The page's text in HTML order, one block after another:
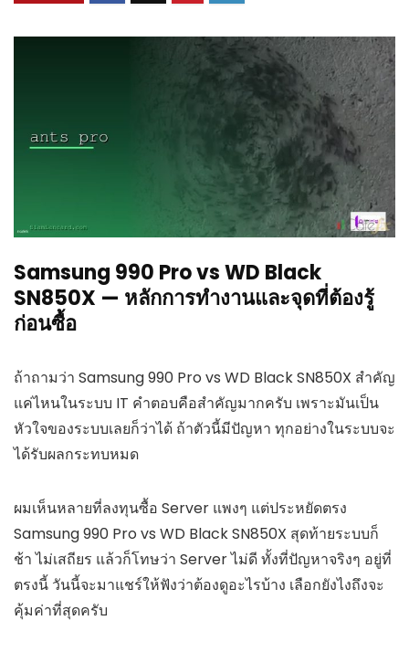
Samsung 990 Pro vs WD Black
SN850X — หลักการทำงานและจุดที่ต้องรู้
ก่อนซื้อ
ถ้าถามว่า Samsung 990 Pro vs WD Black SN850X สำคัญ
แค่ไหนในระบบ IT คำตอบคือสำคัญมากครับ เพราะมันเป็น
หัวใจของระบบเลยก็ว่าได้ ถ้าตัวนี้มีปัญหา ทุกอย่างในระบบจะ
ได้รับผลกระทบหมด
ผมเห็นหลายที่ลงทุนซื้อ Server แพงๆ แต่ประหยัดตรง
Samsung 990 Pro vs WD Black SN850X สุดท้ายระบบก็
ช้า ไม่เสถียร แล้วก็โทษว่า Server ไม่ดี ทั้งที่ปัญหาจริงๆ อยู่ที่
ตรงนี้ วันนี้จะมาแชร์ให้ฟังว่าต้องดูอะไรบ้าง เลือกยังไงถึงจะ
คุ้มค่าที่สุดครับ